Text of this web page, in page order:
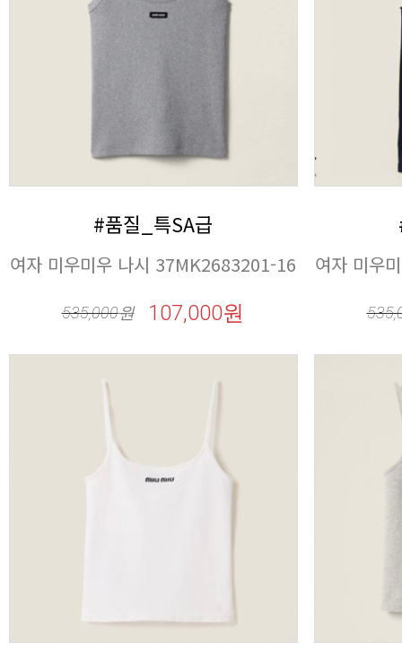
#품질_특SA급
여자 미우미우 나시 37MK2683201-16
535,000원 107,000원
여자 미우